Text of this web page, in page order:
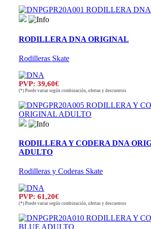
RODILLERA DNA ORIGINAL
Rodilleras Skate
PVP: 39,60€
(*) Puede variar según combinación, ofertas y descuentos
RODILLERA Y CODERA DNA
ADULTO
Rodilleras y Coderas Skate
PVP: 61,20€
(*) Puede variar según combinación, ofertas y descuentos